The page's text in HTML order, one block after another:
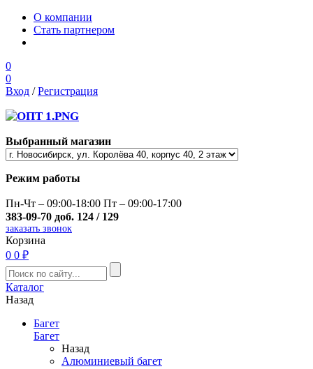
О компании
Стать партнером
0
0
Вход /Регистрация
Выбранный магазин
Режим работы
Пн-Чт – 09:00-18:00 Пт – 09:00-17:00
383-09-70 доб. 124 / 129
заказать звонок
Корзина
0 0 ₽
Каталог
Назад
Багет
Багет
Назад
Алюминиевый багет